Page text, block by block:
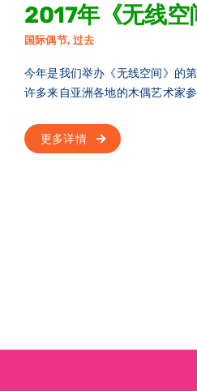
2017年《无线空
国际偶节,过去
今年是我们举办《无线空间》的
许多来自亚洲各地的木偶艺术家参